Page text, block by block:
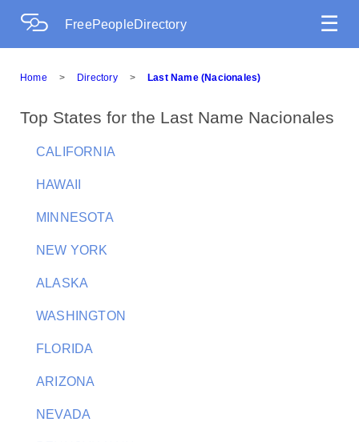
FreePeopleDirectory ☰
Home > Directory > Last Name (Nacionales)
Top States for the Last Name Nacionales
CALIFORNIA
HAWAII
MINNESOTA
NEW YORK
ALASKA
WASHINGTON
FLORIDA
ARIZONA
NEVADA